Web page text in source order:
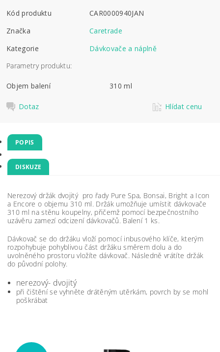
Kód produktu
CAR0000940JAN
Značka
Caretrade
Kategorie
Dávkovače a náplně
Parametry produktu:
Objem balení 310 ml
Dotaz Hlídat cenu
POPIS
DISKUZE
Nerezový držák dvojitý pro řady Pure Spa, Bonsai, Bright a Icon
a Encore o objemu 310 ml. Držák umožňuje umístit dávkovače
310 ml na stěnu koupelny, přičemž pomocí bezpečnostního
uzávěru zamezí odcizení dávkovačů. Balení 1 ks.
Dávkovač se do držáku vloží pomocí inbusového klíče, kterým
rozpohybuje pohyblivou část držáku směrem dolu a do
uvolněného prostoru vložíte dávkovač. Následně vrátíte držák
do původní polohy.
nerezový- dvojitý
při čištění se vyhněte drátěným utěrkám, povrch by se mohl
poškrábat